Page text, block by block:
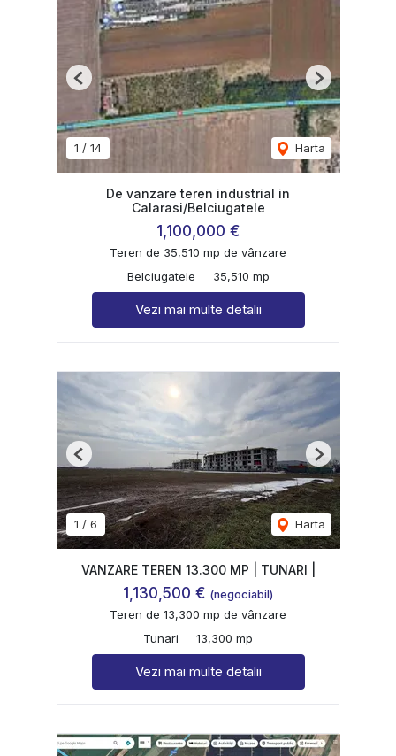
1 / 14 Harta
Previous Next
De vanzare teren industrial in
Calarasi/Belciugatele
1,100,000 €
Teren de 35,510 mp de vânzare
Belciugatele
35,510 mp
Vezi mai multe detalii
1 / 6 Harta
Previous Next
VANZARE TEREN 13.300 MP | TUNARI |
1,130,500 € (negociabil)
Teren de 13,300 mp de vânzare
Tunari
13,300 mp
Vezi mai multe detalii